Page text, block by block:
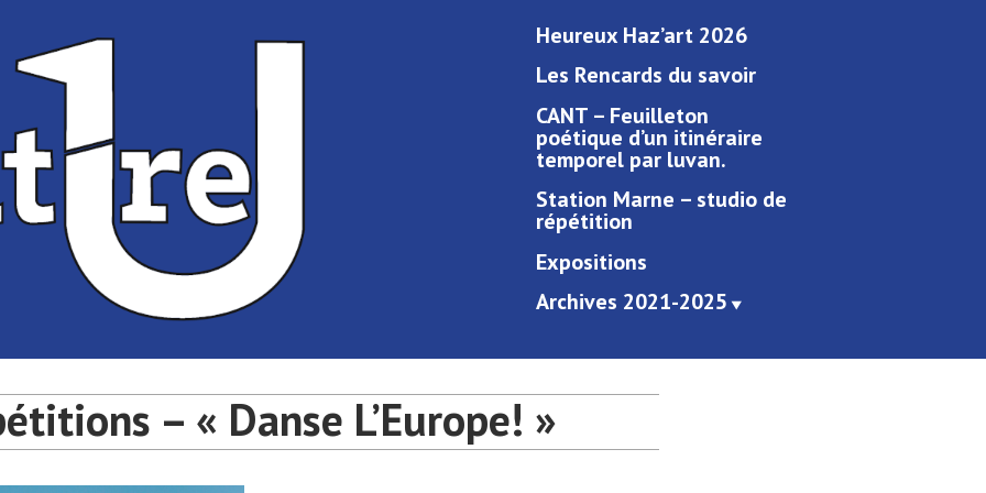
Bordeaux
Heureux Haz’art 2026
Les Rencards du savoir
CANT – Feuilleton
poétique d’un itinéraire
temporel par luvan.
Station Marne – studio de
répétition
Expositions
Archives 2021-2025
– « Danse L’Europe! »